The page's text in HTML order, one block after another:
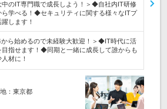
中のIT専門職で成長しよう！＞◆自社内IT研修
ら学べる！◆セキュリティに関する様々なITプ
します！
から始めるので未経験大歓迎！＞◆IT時代に活
目指せます！◆同期と一緒に成長して誰からも
材に！
：東京都